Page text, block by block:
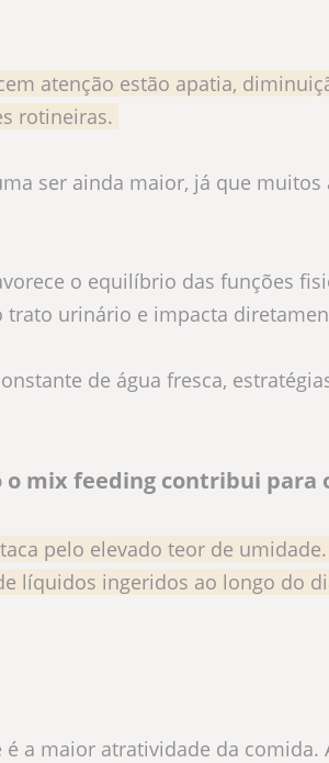
atenção estão apatia,
rotineiras.
ser ainda maior, já que
o equilíbrio das funções
urinário e impacta
de água fresca,
o mix feeding contribui para
pelo elevado teor de
líquidos ingeridos ao longo do
a maior atratividade da comida.